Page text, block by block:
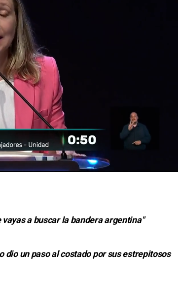
a buscar la bandera argentina"
un paso al costado por sus estrepitosos